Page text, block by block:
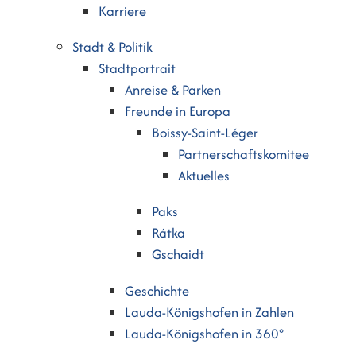
Karriere
Stadt & Politik
Stadtportrait
Anreise & Parken
Freunde in Europa
Boissy-Saint-Léger
Partnerschaftskomitee
Aktuelles
Paks
Rátka
Gschaidt
Geschichte
Lauda-Königshofen in Zahlen
Lauda-Königshofen in 360°